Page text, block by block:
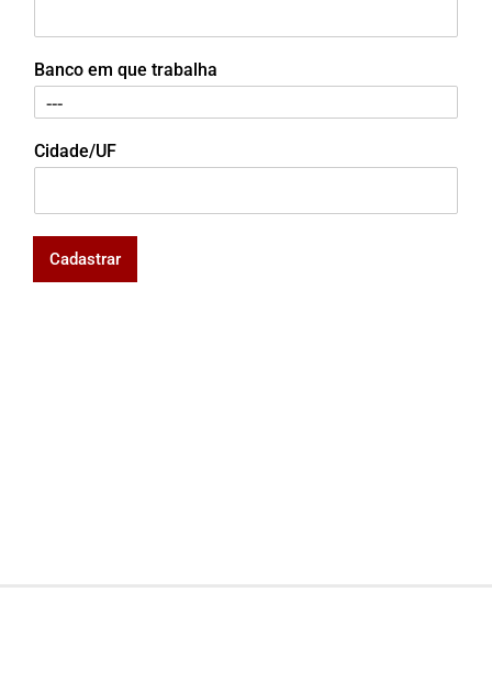
Banco em que trabalha
Cidade/UF
Cadastrar